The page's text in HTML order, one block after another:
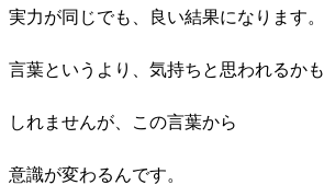
実力が同じでも、良い結果になります。
言葉というより、気持ちと思われるかも
しれませんが、この言葉から
意識が変わるんです。